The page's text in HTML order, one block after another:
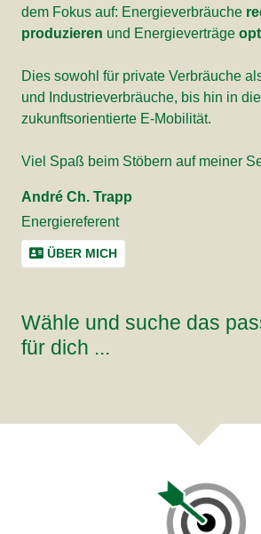
dem Fokus auf: Energieverbräuche
produzieren und Energieverträge
Dies sowohl für private Verbräuche
und Industrieverbräuche, bis hin in die
zukunftsorientierte E-Mobilität.
Viel Spaß beim Stöbern auf meiner
André Ch. Trapp
Energiereferent
ÜBER MICH
Wähle und suche das
für dich ...